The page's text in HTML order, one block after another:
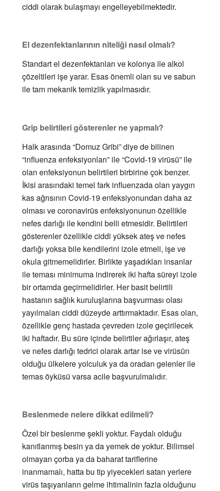
ciddi olarak bulaşmayı engelleyebilmektedir.
El dezenfektanlarının niteliği nasıl olmalı?
Standart el dezenfektanları ve kolonya ile alkol
çözeltileri işe yarar. Esas önemli olan su ve sabun
ile tam mekanik temizlik yapılmasıdır.
Grip belirtileri gösterenler ne yapmalı?
Halk arasında “Domuz Gribi” diye de bilinen
“influenza enfeksiyonları” ile “Covid-19 virüsü” ile
olan enfeksiyonun belirtileri birbirine çok benzer.
İkisi arasındaki temel fark influenzada olan yaygın
kas ağrısının Covid-19 enfeksiyonundan daha az
olması ve coronavirüs enfeksiyonunun özellikle
nefes darlığı ile kendini belli etmesidir. Belirtileri
gösterenler özellikle ciddi yüksek ateş ve nefes
darlığı yoksa bile kendilerini izole etmeli, işe ve
okula gitmemelidirler. Birlikte yaşadıkları insanlar
ile teması minimuma indirerek iki hafta süreyi izole
bir ortamda geçirmelidirler. Her basit belirtili
hastanın sağlık kuruluşlarına başvurması olası
yayılmaları ciddi düzeyde arttırmaktadır. Esas olan,
özellikle genç hastada çevreden izole geçirilecek
iki haftadır. Bu süre içinde belirtiler ağırlaşır, ateş
ve nefes darlığı tedrici olarak artar ise ve virüsün
olduğu ülkelere yolculuk ya da oradan gelenler ile
temas öyküsü varsa acile başvurulmalıdır.
Beslenmede nelere dikkat edilmeli?
Özel bir beslenme şekli yoktur. Faydalı olduğu
kanıtlanmış besin ya da yemek de yoktur. Bilimsel
olmayan çorba ya da baharat tariflerine
inanmamalı, hatta bu tip yiyecekleri satan yerlere
virüs taşıyanların gelme ihtimalinin fazla olduğunu